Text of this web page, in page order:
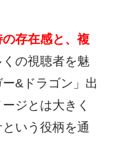
の存在感と、複
くの視聴者を魅
&ドラゴン」出
ジとは大きく
いう役柄を通